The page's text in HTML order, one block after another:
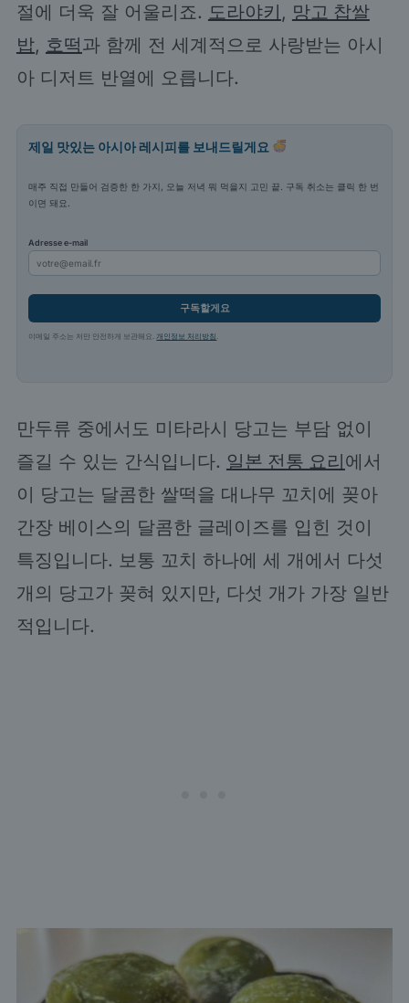
절에 더욱 잘 어울리죠. 도라야키 , 망고 찹쌀
밥, 호떡과 함께 전 세계적으로 사랑받는 아시
아 디저트 반열에 오릅니다.
제일 맛있는 아시아 레시피를 보내드릴게요
매주 직접 만들어 검증한 한 가지, 오늘 저녁 뭐 먹을지 고민 끝. 구독 취소는 클릭 한 번
이면 돼요.
Adresse e-mail
구독할게요
이메일 주소는 저만 안전하게 보관해요. 개인정보 처리방침
만두류 중에서도 미타라시 당고는 부담 없이
즐길 수 있는 간식입니다. 일본 전통 요리에서
이 당고는 달콤한 쌀떡을 대나무 꼬치에 꽂아
간장 베이스의 달콤한 글레이즈를 입힌 것이
특징입니다. 보통 꼬치 하나에 세 개에서 다섯
개의 당고가 꽂혀 있지만, 다섯 개가 가장 일반
적입니다.